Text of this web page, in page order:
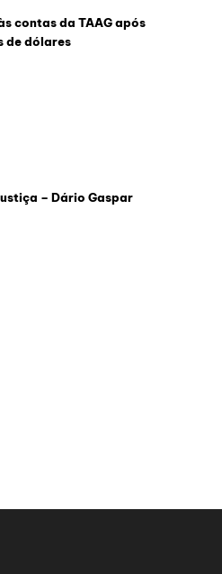
contas da TAAG após
de dólares
– Dário Gaspar